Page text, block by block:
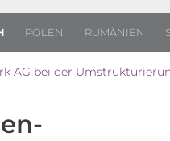
POLEN RUMÄNIEN
AG bei der